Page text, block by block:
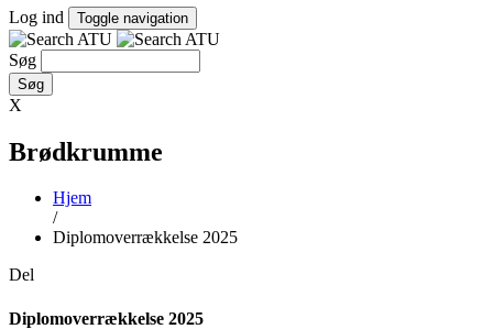
Log ind Toggle navigation
Søg
X
Brødkrumme
Hjem
/
Diplomoverrækkelse 2025
Del
Diplomoverrækkelse 2025